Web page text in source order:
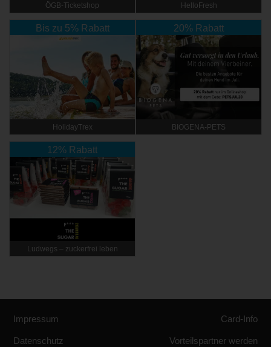
ÖGB-Ticketshop HelloFresh
Bis zu 5% Rabatt
HolidayTrex
20% Rabatt
BIOGENA-PETS
12% Rabatt
Ludwegs – zuckerfrei leben
Impressum
Datenschutz
Card-Info
Vorteilspartner werden